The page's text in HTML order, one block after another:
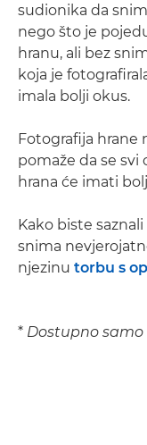
sudionika da
nego što je
hranu, ali bez
koja je
imala bolji okus.
Fotografija hrane
pomaže da se svi
hrana će imati
Kako biste
snima
njezinu torbu s
* Dostupno